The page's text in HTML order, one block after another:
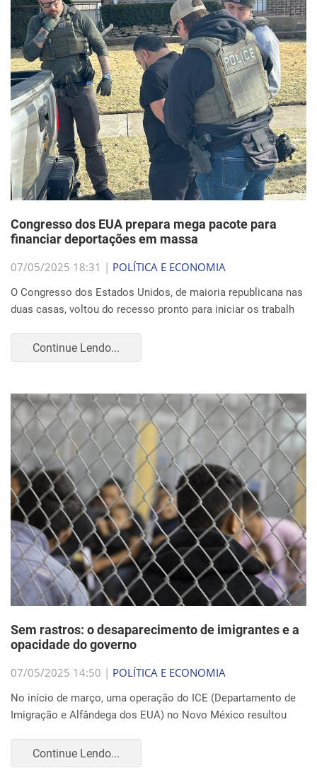
Congresso dos EUA prepara mega pacote para
financiar deportações em massa
07/05/2025 18:31 | POLÍTICA E ECONOMIA
O Congresso dos Estados Unidos, de maioria republicana nas
duas casas, voltou do recesso pronto para iniciar os trabalh
Continue Lendo...
Sem rastros: o desaparecimento de imigrantes e a
opacidade do governo
07/05/2025 14:50 | POLÍTICA E ECONOMIA
No início de março, uma operação do ICE (Departamento de
Imigração e Alfândega dos EUA) no Novo México resultou
Continue Lendo...